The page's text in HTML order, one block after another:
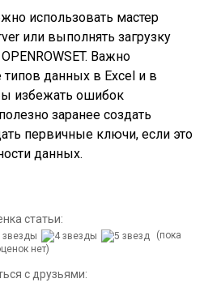
использовать мастер
или выполнять загрузку
Важно
типов данных в Excel и в
избежать ошибок
заранее создать
первичные ключи, если это
данных.
статьи:
(пока
нет)
с друзьями: